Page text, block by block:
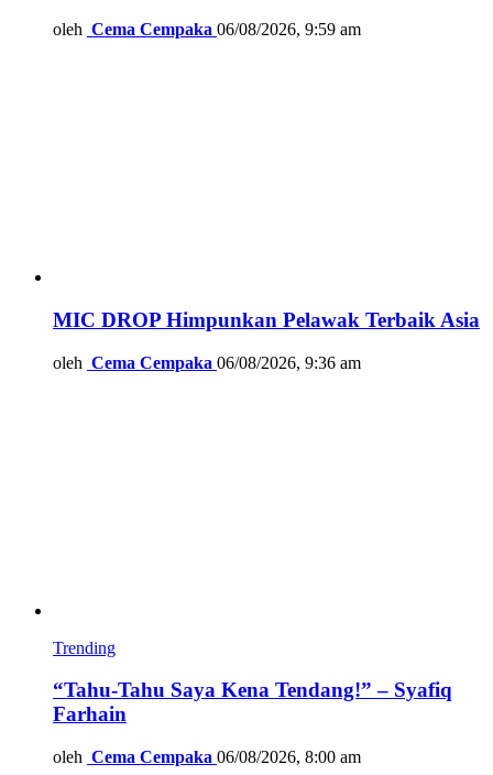
oleh Cema Cempaka 06/08/2026, 9:59 am
MIC DROP Himpunkan Pelawak Terbaik Asia
oleh Cema Cempaka 06/08/2026, 9:36 am
Trending
“Tahu-Tahu Saya Kena Tendang!” – Syafiq
Farhain
oleh Cema Cempaka 06/08/2026, 8:00 am